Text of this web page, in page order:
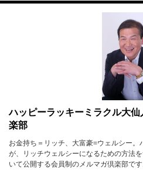
ハッピーラッキーミラクル大
楽部
お金持ち＝リッチ、大富豪=ウェルシー。
が、リッチウェルシーになるための方法
いて公開する会員制のメルマガ倶楽部で